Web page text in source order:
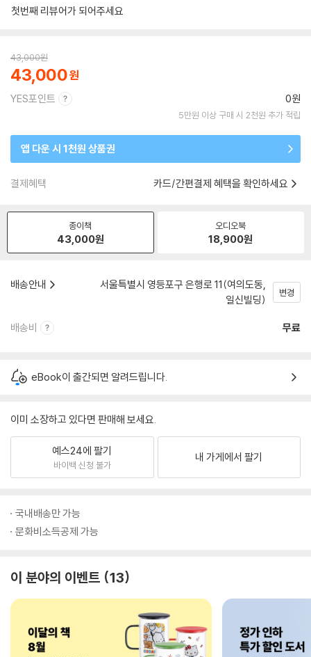
첫번째 리뷰어가 되어주세요
43,000원
43,000
YES포인트 0원
5만원 이상 구매 시 2천원 추가 적립
앱 다운 시 1천원 상품권
결제혜택 카드/간편결제 혜택을 확인하세요
종이책
43,000원
오디오북
18,900원
배송안내
서울특별시 영등포구 은행로 11(여의도동,
일신빌딩)
변경
배송비 무료
eBook이 출간되면 알려드립니다.
이미 소장하고 있다면 판매해 보세요.
예스24에 팔기
바이백 신청 불가
내 가게에서 팔기
국내배송만 가능
문화비소득공제 가능
이 분야의 이벤트 13